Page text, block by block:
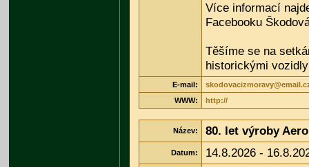
Více informací
Facebooku
Těšíme se na
historickými
E-mail:
WWW:
http://
Název: 80. let výroby
Datum: 14.8.2026 -